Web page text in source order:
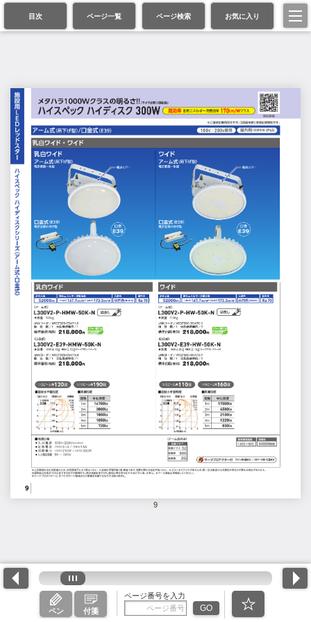
目次 ページ一覧 ページ検索 お気に入り
9
ペン 付箋
ページ番号を入力
GO